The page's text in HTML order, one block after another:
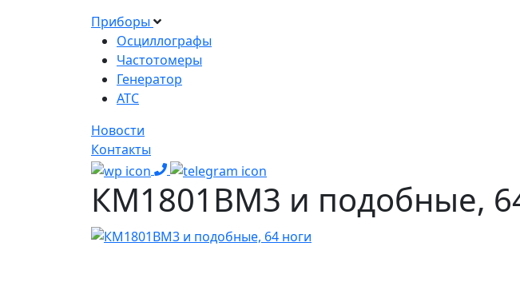
Приборы
Осциллографы
Частотомеры
Генератор
АТС
Новости
Контакты
КМ1801ВМ3 и подобные,